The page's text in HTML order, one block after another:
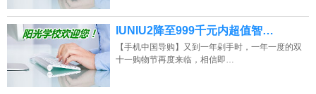
IUNIU2降至999千元内超值智…
【手机中国导购】又到一年剁手时，一年一度的双
十一购物节再度来临，相信即…